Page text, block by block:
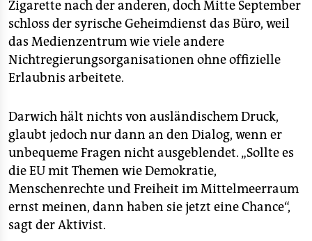
Zigarette nach der anderen, doch Mitte September
schloss der syrische Geheimdienst das Büro, weil
das Medienzentrum wie viele andere
Nichtregierungsorganisationen ohne offizielle
Erlaubnis arbeitete.
Darwich hält nichts von ausländischem Druck,
glaubt jedoch nur dann an den Dialog, wenn er
unbequeme Fragen nicht ausgeblendet. „Sollte es
die EU mit Themen wie Demokratie,
Menschenrechte und Freiheit im Mittelmeerraum
ernst meinen, dann haben sie jetzt eine Chance“,
sagt der Aktivist.